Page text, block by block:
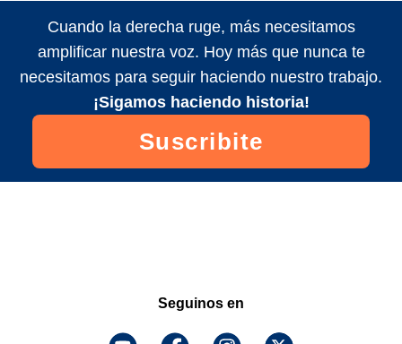
Cuando la derecha ruge, más necesitamos
amplificar nuestra voz. Hoy más que nunca te
necesitamos para seguir haciendo nuestro trabajo.
¡Sigamos haciendo historia!
Suscribite
Seguinos en